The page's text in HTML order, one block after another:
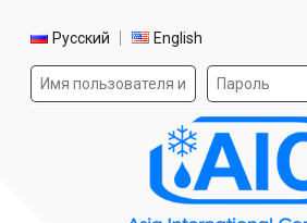
Выбор языка
Русский English
Форма авторизации